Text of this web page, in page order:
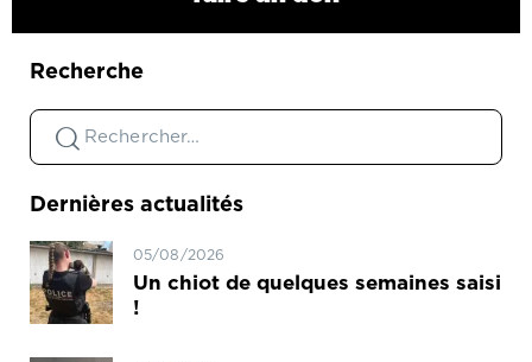
Recherche
Dernières actualités
05/08/2026
Un chiot de quelques semaines saisi
!